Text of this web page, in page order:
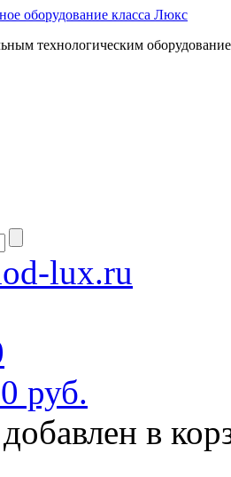
технологическим
lux.ru
0 руб.
в